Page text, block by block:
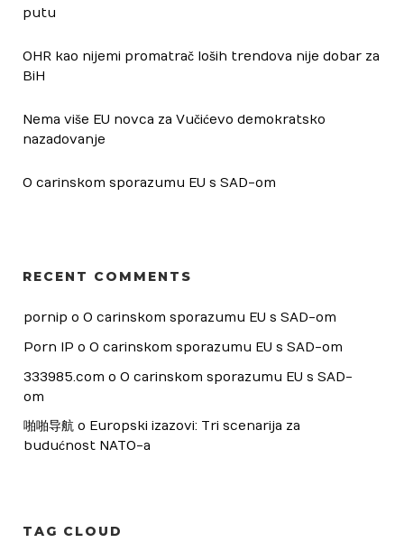
putu
OHR kao nijemi promatrač loših trendova nije dobar za
BiH
Nema više EU novca za Vučićevo demokratsko
nazadovanje
O carinskom sporazumu EU s SAD-om
RECENT COMMENTS
pornip o O carinskom sporazumu EU s SAD-om
Porn IP o O carinskom sporazumu EU s SAD-om
333985.com o O carinskom sporazumu EU s SAD-
om
啪啪导航 o Europski izazovi: Tri scenarija za
budućnost NATO-a
TAG CLOUD